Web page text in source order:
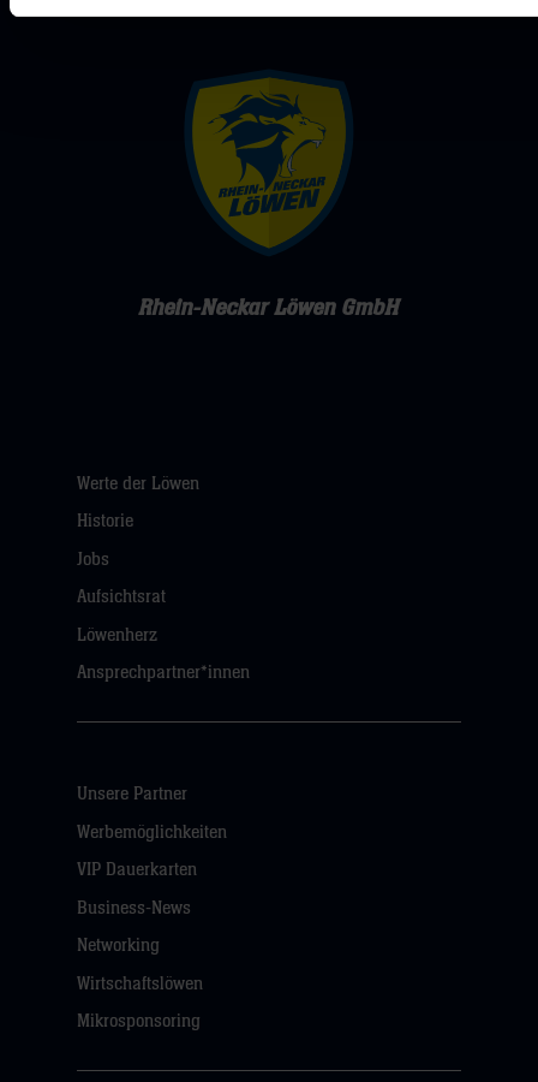
Rhein-Neckar Löwen GmbH
Werte der Löwen
Historie
Jobs
Aufsichtsrat
Löwenherz
Ansprechpartner*innen
Unsere Partner
Werbemöglichkeiten
VIP Dauerkarten
Business-News
Networking
Wirtschaftslöwen
Mikrosponsoring